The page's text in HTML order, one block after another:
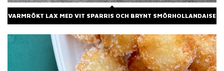
VARMRÖKT LAX MED VIT SPARRIS OCH BRYNT SMÖRHOLLANDAISE